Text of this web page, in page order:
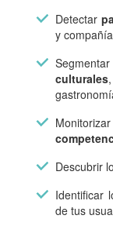
Detectar
y
culturales
Descubrir
Identificar
de tus